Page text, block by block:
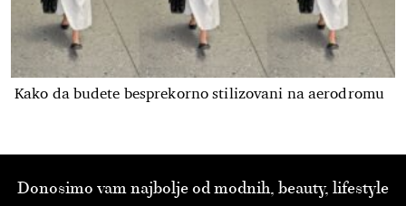
Kako da budete besprekorno stilizovani na aerodromu
Donosimo vam najbolje od modnih, beauty, lifestyle